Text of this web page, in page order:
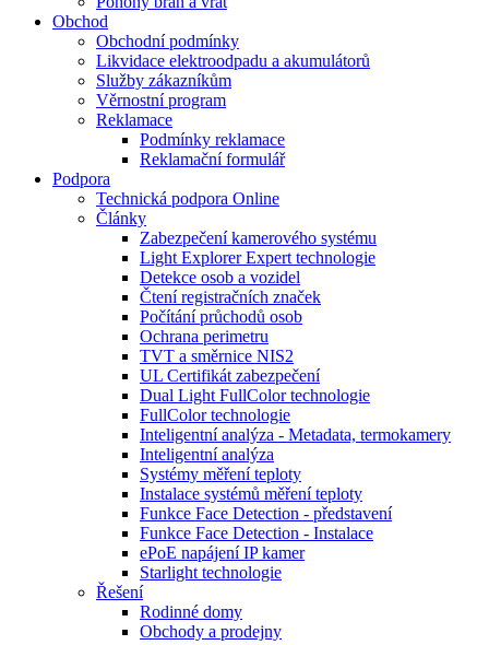
Obchod
Obchodní podmínky
Likvidace elektroodpadu a akumulátorů
Služby zákazníkům
Věrnostní program
Reklamace
Podmínky reklamace
Reklamační formulář
Podpora
Technická podpora Online
Články
Zabezpečení kamerového systému
Light Explorer Expert technologie
Detekce osob a vozidel
Čtení registračních značek
Počítání průchodů osob
Ochrana perimetru
TVT a směrnice NIS2
UL Certifikát zabezpečení
Dual Light FullColor technologie
FullColor technologie
Inteligentní analýza - Metadata, termokamery
Inteligentní analýza
Systémy měření teploty
Instalace systémů měření teploty
Funkce Face Detection - představení
Funkce Face Detection - Instalace
ePoE napájení IP kamer
Starlight technologie
Řešení
Rodinné domy
Obchody a prodejny